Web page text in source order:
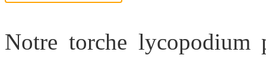
Notre torche lycopodium